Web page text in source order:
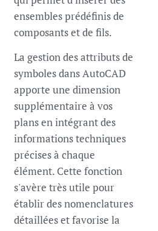
ensembles prédéfinis de
composants et de fils.
La gestion des attributs de
symboles dans AutoCAD
apporte une dimension
supplémentaire à vos
plans en intégrant des
informations techniques
précises à chaque
élément. Cette fonction
s'avère très utile pour
établir des nomenclatures
détaillées et favorise la